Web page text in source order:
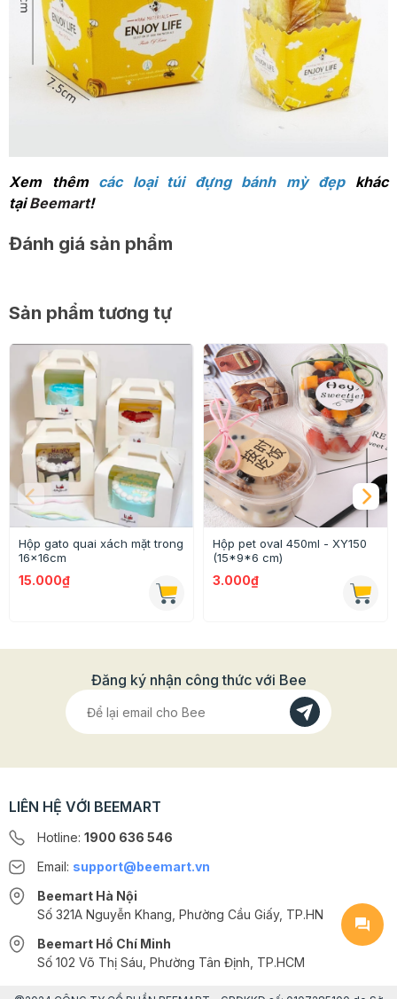
Xem thêm các loại túi đựng bánh mỳ đẹp
khác
tạiBeemart!
Đánh giá sản phẩm
Sản phẩm tương tự
Hộp gato quai xách mặt trong
16x16cm
15.000₫
Hộp pet oval 450ml - XY150
(15*9*6 cm)
3.000₫
Đăng ký nhận công thức với Bee
LIÊN HỆ VỚI BEEMART
Hotline: 1900 636 546
Email: support@beemart.vn
Beemart Hà Nội
Số 321A Nguyễn Khang, Phường Cầu Giấy, TP.HN
Beemart Hồ Chí Minh
Số 102 Võ Thị Sáu, Phường Tân Định, TP.HCM